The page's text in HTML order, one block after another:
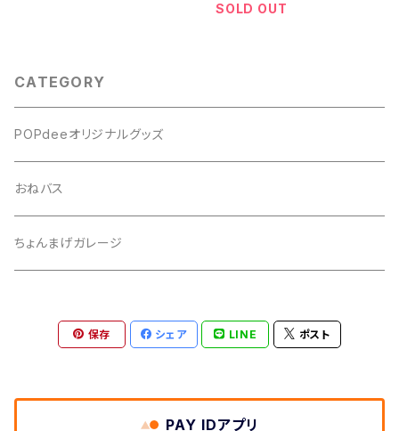
SOLD OUT
CATEGORY
POPdeeオリジナルグッズ
おねバス
ちょんまげガレージ
保存 シェア LINE ポスト
PAY IDアプリ